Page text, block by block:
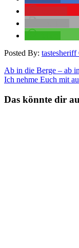
Posted By: tastesheriff
Ab in die Berge – ab
Ich nehme Euch mit
Das könnte dir